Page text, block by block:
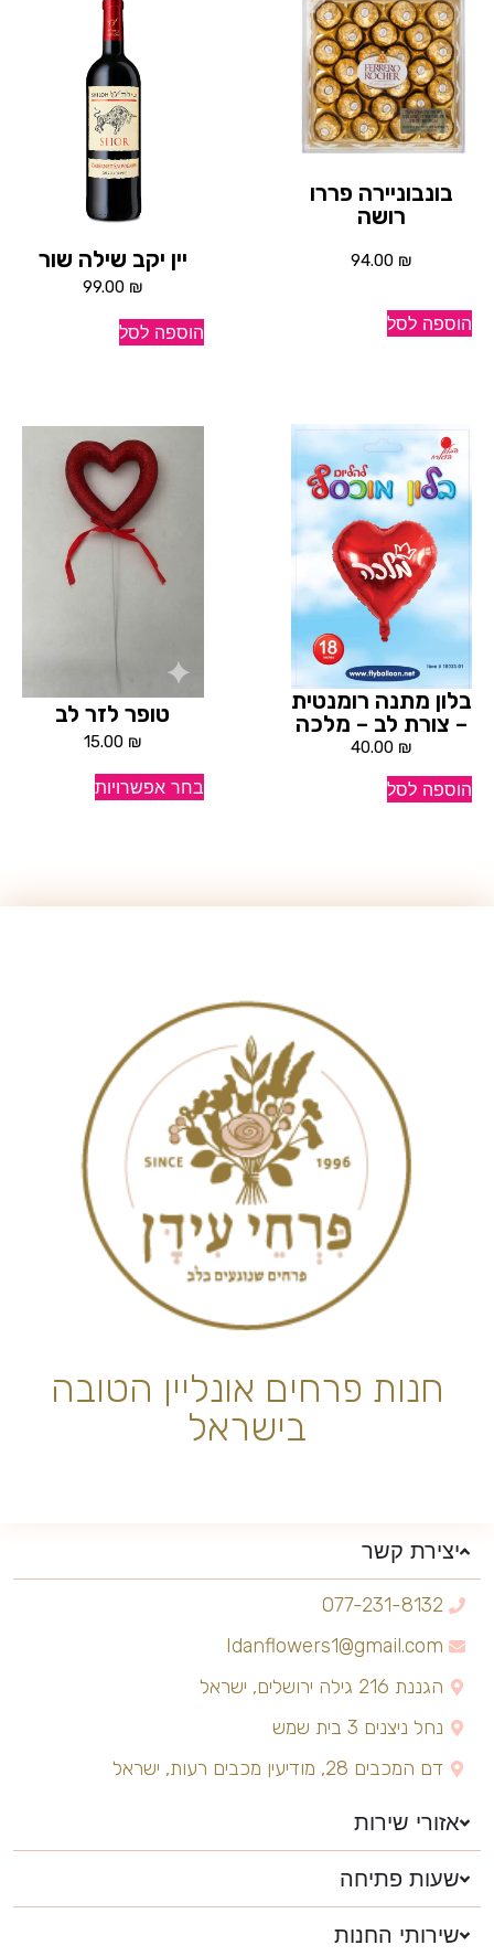
בונבוניירה פררו
רושה
94.00 ₪
הוספה לסל
יין יקב שילה שור
99.00 ₪
הוספה לסל
בלון מתנה רומנטית
– צורת לב – מלכה
40.00 ₪
הוספה לסל
טופר לזר לב
15.00 ₪
בחר אפשרויות
חנות פרחים אונליין הטובה
בישראל
יצירת קשר
077-231-8132
Idanflowers1@gmail.com
הגננת 216 גילה ירושלים, ישראל
נחל ניצנים 3 בית שמש
דם המכבים 28, מודיעין מכבים רעות, ישראל
אזורי שירות
שעות פתיחה
שירותי החנות